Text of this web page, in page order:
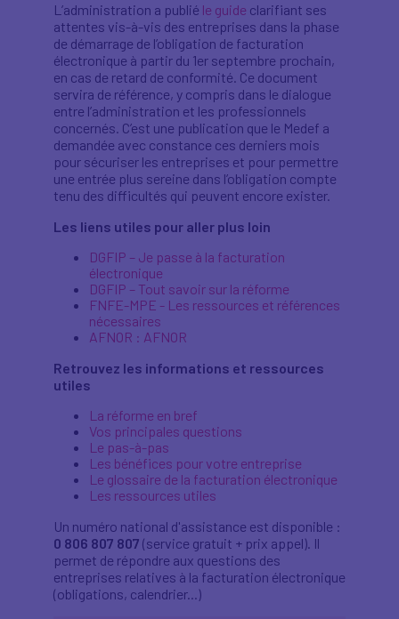
L’administration a publié le guide clarifiant ses
attentes vis-à-vis des entreprises dans la phase
de démarrage de l’obligation de facturation
électronique à partir du 1er septembre prochain,
en cas de retard de conformité. Ce document
servira de référence, y compris dans le dialogue
entre l’administration et les professionnels
concernés. C’est une publication que le Medef a
demandée avec constance ces derniers mois
pour sécuriser les entreprises et pour permettre
une entrée plus sereine dans l’obligation compte
tenu des difficultés qui peuvent encore exister.
Les liens utiles pour aller plus loin
DGFIP – Je passe à la facturation
électronique
DGFIP – Tout savoir sur la réforme
FNFE-MPE - Les ressources et références
nécessaires
AFNOR : AFNOR
Retrouvez les informations et ressources
utiles
La réforme en bref
Vos principales questions
Le pas-à-pas
Les bénéfices pour votre entreprise
Le glossaire de la facturation électronique
Les ressources utiles
Un numéro national d'assistance est disponible :
0 806 807 807 (service gratuit + prix appel). Il
permet de répondre aux questions des
entreprises relatives à la facturation électronique
(obligations, calendrier...)